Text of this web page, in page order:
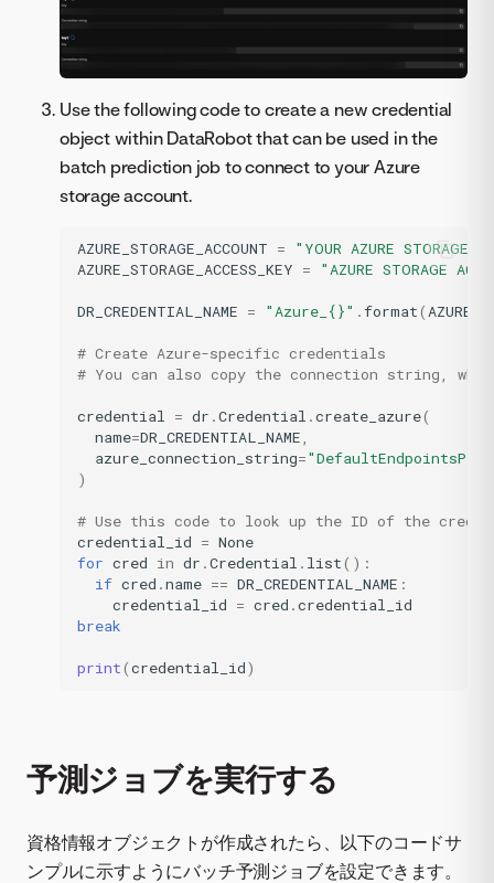
Use the following code to create a new credential
object within DataRobot that can be used in the
batch prediction job to connect to your Azure
storage account.
AZURE_STORAGE_ACCOUNT =
"YOUR AZURE STORAGE
AZURE_STORAGE_ACCESS_KEY = "AZURE STORAGE
DR_CREDENTIAL_NAME = "Azure_ {}" .format(
# Create Azure-specific credentials
# You can also copy the connection string,
credential = dr .Credential .create_azure(
name=DR_CREDENTIAL_NAME,
azure_connection_string=
)
# Use this code to look up the ID of the
credential_id = None
for cred in dr .Credential . list():
if cred .name == DR_CREDENTIAL_NAME :
credential_id = cred .credential_id
break
print(credential_id)
予測ジョブを実行する
資格情報オブジェクトが作成されたら、以下のコードサ
ンプルに示すようにバッチ予測ジョブを設定できます。